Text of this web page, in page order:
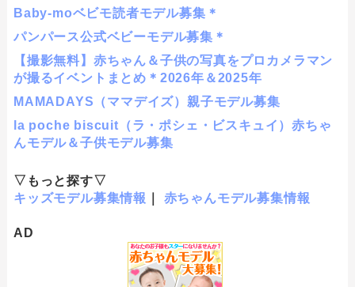
Baby-moベビモ読者モデル募集＊
パンパース公式ベビーモデル募集＊
【撮影無料】赤ちゃん＆子供の写真をプロカメラマン
が撮るイベントまとめ＊2026年＆2025年
MAMADAYS（ママデイズ）親子モデル募集
la poche biscuit（ラ・ポシェ・ビスキュイ）赤ちゃ
んモデル＆子供モデル募集
▽もっと探す▽
キッズモデル募集情報
赤ちゃんモデル募集情報
AD